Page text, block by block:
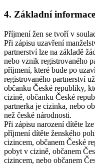
4. Základní
Příjmení žen se tvoří v
Při zápisu uzavření
partnerství lze na základě
nebo vznik registrovaného
příjmení, které bude po
registrovaného partnerství
občanku České republiky,
cizině, občanku České
partnerka je cizinka, nebo
než české národnosti.
Při zápisu narození dítěte
příjmení dítěte ženského
cizincem, občanem České
pobyt v cizině, občanem
cizincem, nebo občanem